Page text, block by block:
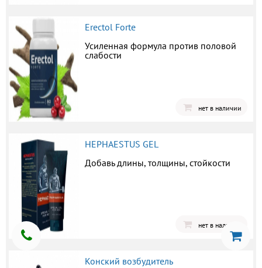
Erectol Forte
Усиленная формула против половой
слабости
нет в наличии
HEPHAESTUS GEL
Добавь длины, толщины, стойкости
нет в наличии
Конский возбудитель